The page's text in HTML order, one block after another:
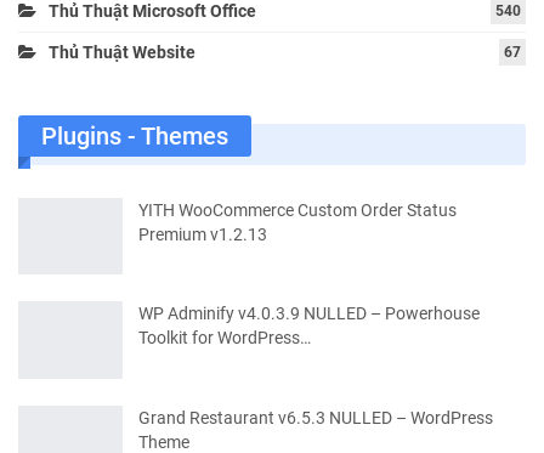
Thủ Thuật Microsoft Office 540
Thủ Thuật Website 67
Plugins - Themes
YITH WooCommerce Custom Order Status
Premium v1.2.13
WP Adminify v4.0.3.9 NULLED – Powerhouse
Toolkit for WordPress…
Grand Restaurant v6.5.3 NULLED – WordPress
Theme